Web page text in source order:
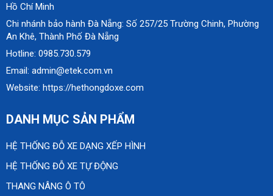
Hồ Chí Minh
Chi nhánh bảo hành Đà Nẵng: Số 257/25 Trường Chinh, Phường
An Khê, Thành Phố Đà Nẵng
Hotline: 0985.730.579
Email: admin@etek.com.vn
Website: https://hethongdoxe.com
DANH MỤC SẢN PHẨM
HỆ THỐNG ĐỖ XE DẠNG XẾP HÌNH
HỆ THỐNG ĐỖ XE TỰ ĐỘNG
THANG NÂNG Ô TÔ